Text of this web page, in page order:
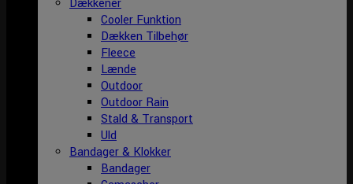
Dækkener
Cooler Funktion
Dækken Tilbehør
Fleece
Lænde
Outdoor
Outdoor Rain
Stald & Transport
Uld
Bandager & Klokker
Bandager